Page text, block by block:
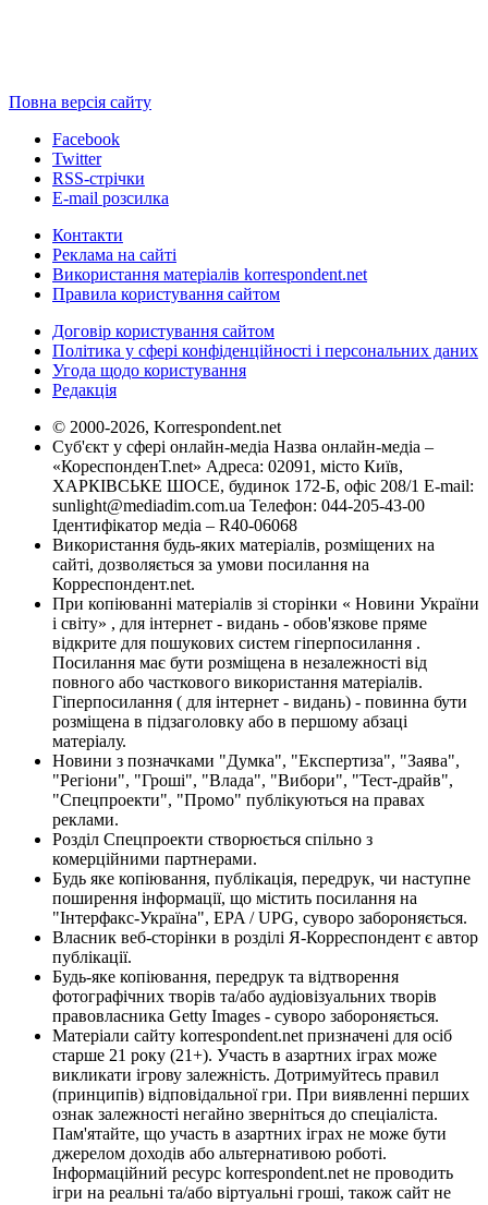
Повна версія сайту
Facebook
Twitter
RSS-стрічки
E-mail розсилка
Контакти
Реклама на сайті
Використання матеріалів korrespondent.net
Правила користування сайтом
Договір користування сайтом
Політика у сфері конфіденційності і персональних даних
Угода щодо користування
Редакція
© 2000-2026, Korrespondent.net
Суб'єкт у сфері онлайн-медіа Назва онлайн-медіа –
«КореспонденТ.net» Адреса: 02091, місто Київ,
ХАРКІВСЬКЕ ШОСЕ, будинок 172-Б, офіс 208/1 E-mail:
sunlight@mediadim.com.ua Телефон: 044-205-43-00
Ідентифікатор медіа – R40-06068
Використання будь-яких матеріалів, розміщених на
сайті, дозволяється за умови посилання на
Корреспондент.net.
При копіюванні матеріалів зі сторінки « Новини України
і світу» , для інтернет - видань - обов'язкове пряме
відкрите для пошукових систем гіперпосилання .
Посилання має бути розміщена в незалежності від
повного або часткового використання матеріалів.
Гіперпосилання ( для інтернет - видань) - повинна бути
розміщена в підзаголовку або в першому абзаці
матеріалу.
Новини з позначками "Думка", "Експертиза", "Заява",
"Регіони", "Гроші", "Влада", "Вибори", "Тест-драйв",
"Спецпроекти", "Промо" публікуються на правах
реклами.
Розділ Спецпроекти створюється спільно з
комерційними партнерами.
Будь яке копіювання, публікація, передрук, чи наступне
поширення інформації, що містить посилання на
"Інтерфакс-Україна", EPA / UPG, суворо забороняється.
Власник веб-сторінки в розділі Я-Корреспондент є автор
публікації.
Будь-яке копіювання, передрук та відтворення
фотографічних творів та/або аудіовізуальних творів
правовласника Getty Images - суворо забороняється.
Матеріали сайту korrespondent.net призначені для осіб
старше 21 року (21+). Участь в азартних іграх може
викликати ігрову залежність. Дотримуйтесь правил
(принципів) відповідальної гри. При виявленні перших
ознак залежності негайно зверніться до спеціаліста.
Пам'ятайте, що участь в азартних іграх не може бути
джерелом доходів або альтернативою роботі.
Інформаційний ресурс korrespondent.net не проводить
ігри на реальні та/або віртуальні гроші, також сайт не